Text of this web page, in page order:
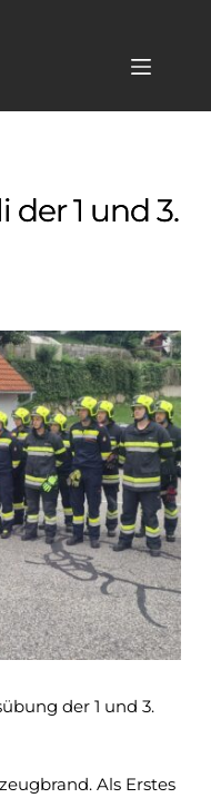
1 und 3.
der 1 und 3.
Als Erstes